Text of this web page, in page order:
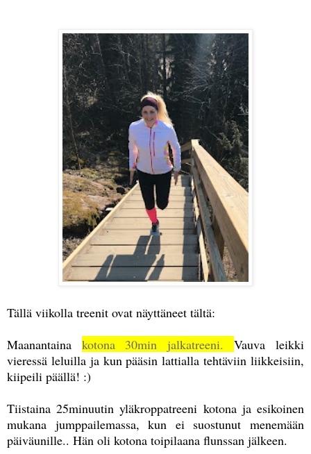
Tällä viikolla treenit ovat näyttäneet tältä:
Maanantaina kotona 30min jalkatreeni.
Vauva leikki
vieressä leluilla ja kun pääsin lattialla tehtäviin liikkeisiin,
kiipeili päällä! :)
Tiistaina 25minuutin yläkroppatreeni kotona ja esikoinen
mukana jumppailemassa, kun ei suostunut menemään
päiväunille.. Hän oli kotona toipilaana flunssan jälkeen.